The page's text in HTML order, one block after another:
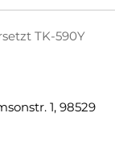
TK-590Y
1, 98529